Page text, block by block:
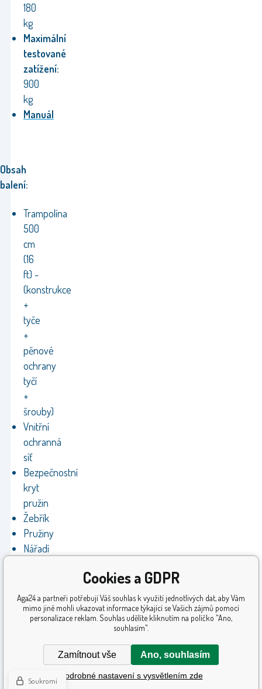
180
kg
Maximální
testované
zatížení:
900
kg
Manuál
Obsah
balení:
Trampolína
500
cm
(16
ft) -
(konstrukce
+
tyče
+
pěnové
ochrany
tyčí
+
šrouby)
Vnitřní
ochranná
síť
Bezpečnostní
kryt
pružin
Žebřík
Pružiny
Nářadí
Cookies a GDPR
Aga24 a partneři potřebují Váš souhlas k využití jednotlivých dat, aby Vám
mimo jiné mohli ukazovat informace týkající se Vašich zájmů pomocí
personalizace reklam. Souhlas udělíte kliknutím na políčko "Ano,
souhlasím".
Zamítnout vše Ano, souhlasím
Podrobné nastavení s vysvětlením zde
Soukromí